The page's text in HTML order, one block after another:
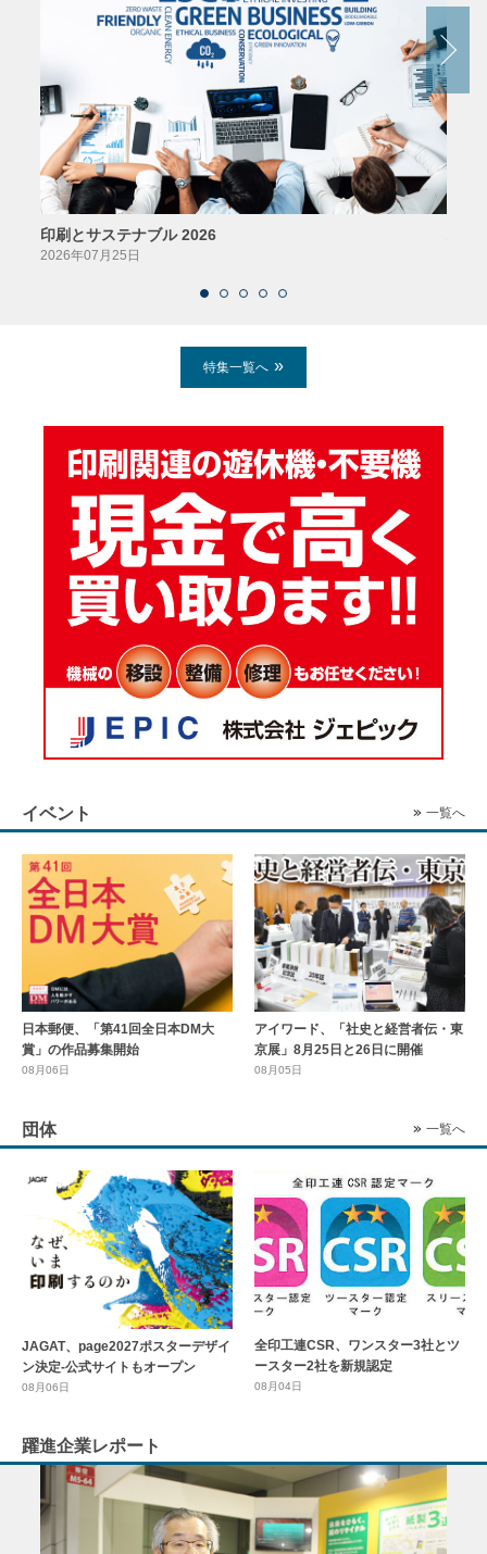
印刷とサステナブル 2026
2026年07月25日
特集一覧へ
イベント 一覧へ
日本郵便、「第41回全日本DM大
賞」の作品募集開始
08月06日
アイワード、「社史と経営者伝・東
京展」8月25日と26日に開催
08月05日
団体 一覧へ
JAGAT、page2027ポスターデザイ
ン決定-公式サイトもオープン
08月06日
全印工連CSR、ワンスター3社とツ
ースター2社を新規認定
08月04日
躍進企業レポート